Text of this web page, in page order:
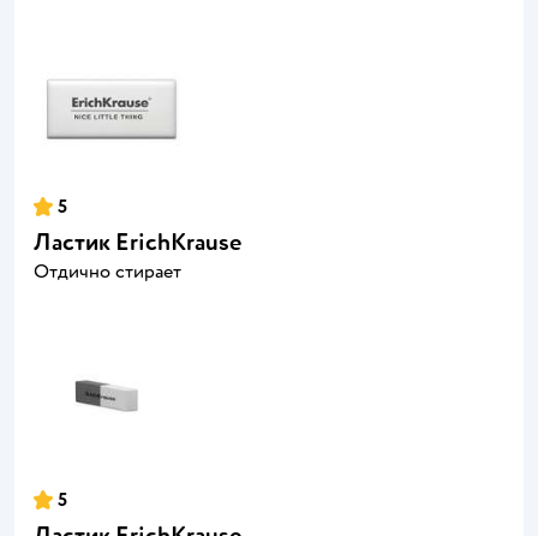
5
Ластик ErichKrause
Отдично стирает
5